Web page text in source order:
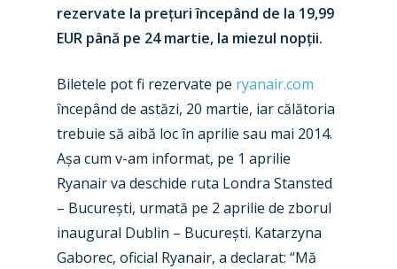
rezervate la prețuri începând de la 19,99
EUR până pe 24 martie, la miezul nopții.
Biletele pot fi rezervate pe ryanair.com
începând de astăzi, 20 martie, iar călătoria
trebuie să aibă loc în aprilie sau mai 2014.
Așa cum v-am informat, pe 1 aprilie
Ryanair va deschide ruta Londra Stansted
– București, urmată pe 2 aprilie de zborul
inaugural Dublin – București. Katarzyna
Gaborec, oficial Ryanair, a declarat: “Mă
New Routes
Industry
Accidents / Incidents
Airshows
Dubai 2025
Business Jets